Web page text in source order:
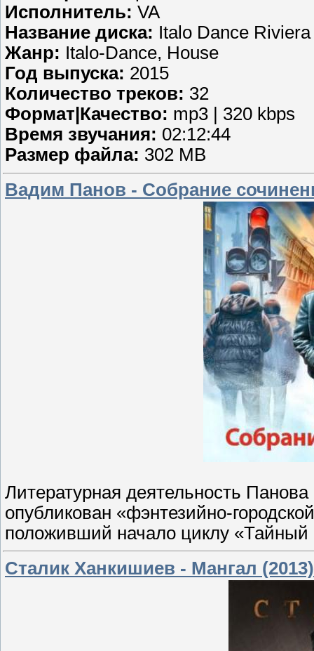
Исполнитель: VA
Название диска: Italo Dance
Жанр: Italo-Dance, House
Год выпуска: 2015
Количество треков: 32
Формат|Качество: mp3 | 320 kbps
Время звучания: 02:12:44
Размер файла: 302 MB
Вадим Панов - Собрание
Литературная деятельность
опубликован «фэнтезийно-
положивший начало циклу «Тайный
Сталик Ханкишиев - Мангал (2013)